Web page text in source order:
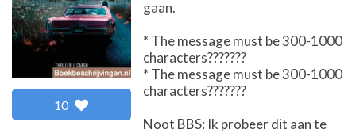
10
gaan.
* The message must be 300-1000
characters???????
* The message must be 300-1000
characters???????
Noot BBS: Ik probeer dit aan te